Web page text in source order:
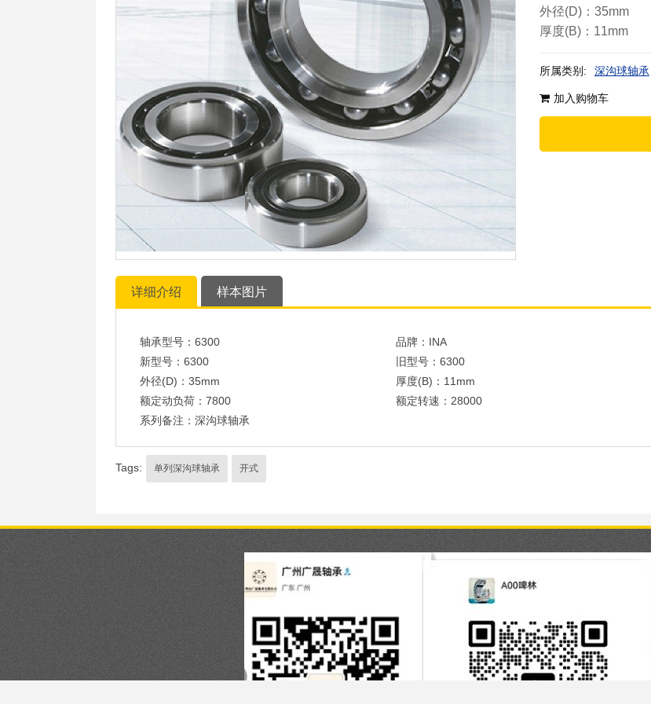
外径(D)：35mm
厚度(B)：11mm
所属类别: 深沟球轴承
加入购物车
详细介绍 样本图片
轴承型号：6300 品牌：INA
新型号：6300
旧型号：6300
外径(D)：35mm
厚度(B)：11mm
额定动负荷：7800
额定转速：28000
系列备注：深沟球轴承
Tags: 单列深沟球轴承 开式